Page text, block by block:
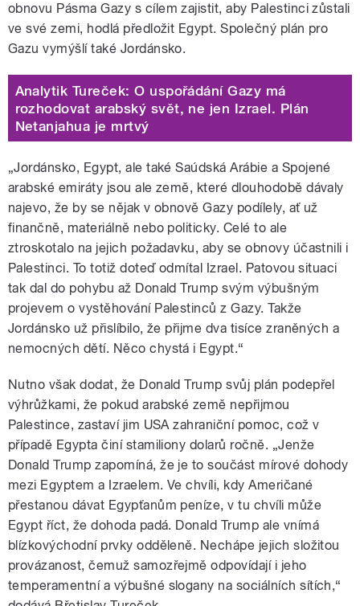
obnovu Pásma Gazy s cílem zajistit, aby Palestinci zůstali
ve své zemi, hodlá předložit Egypt. Společný plán pro
Gazu vymýšlí také Jordánsko.
Analytik Tureček: O uspořádání Gazy má
rozhodovat arabský svět, ne jen Izrael. Plán
Netanjahua je mrtvý
„Jordánsko, Egypt, ale také Saúdská Arábie a Spojené
arabské emiráty jsou ale země, které dlouhodobě dávaly
najevo, že by se nějak v obnově Gazy podílely, ať už
finančně, materiálně nebo politicky. Celé to ale
ztroskotalo na jejich požadavku, aby se obnovy účastnili i
Palestinci. To totiž doteď odmítal Izrael. Patovou situaci
tak dal do pohybu až Donald Trump svým výbušným
projevem o vystěhování Palestinců z Gazy. Takže
Jordánsko už přislíbilo, že přijme dva tisíce zraněných a
nemocných dětí. Něco chystá i Egypt.“
Nutno však dodat, že Donald Trump svůj plán podepřel
výhrůžkami, že pokud arabské země nepřijmou
Palestince, zastaví jim USA zahraniční pomoc, což v
případě Egypta činí stamiliony dolarů ročně. „Jenže
Donald Trump zapomíná, že je to součást mírové dohody
mezi Egyptem a Izraelem. Ve chvíli, kdy Američané
přestanou dávat Egypťanům peníze, v tu chvíli může
Egypt říct, že dohoda padá. Donald Trump ale vnímá
blízkovýchodní prvky odděleně. Nechápe jejich složitou
provázanost, čemuž samozřejmě odpovídají i jeho
temperamentní a výbušné slogany na sociálních sítích,“